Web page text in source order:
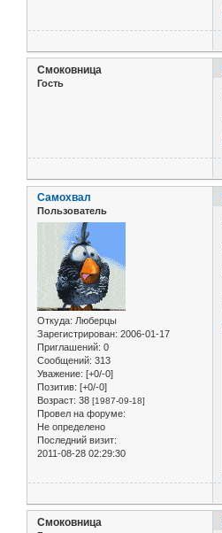
Смоковница
Гость
Самохвал
Пользователь
Откуда: Люберцы
Зарегистрирован: 2006-01-17
Приглашений: 0
Сообщений: 313
Уважение: [+0/-0]
Позитив: [+0/-0]
Возраст: 38 [1987-09-18]
Провел на форуме:
Не определено
Последний визит:
2011-08-28 02:29:30
Смоковница